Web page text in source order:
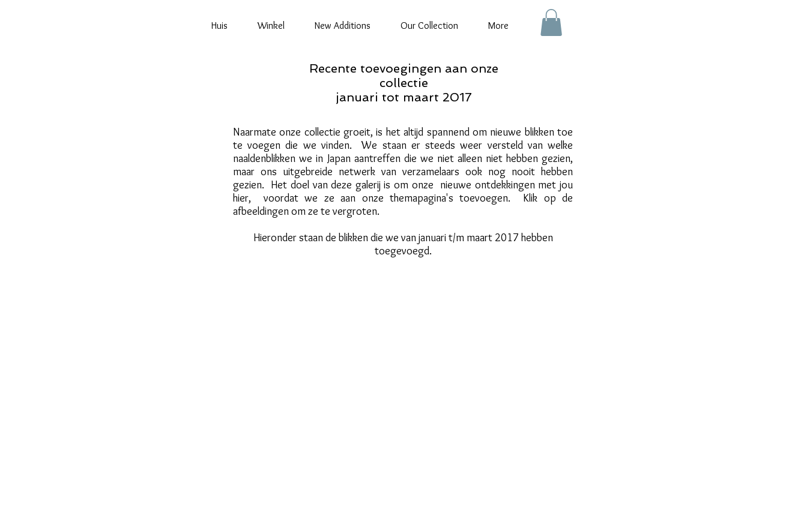
Huis Winkel New Additions Our Collection More
Recente toevoegingen aan onze
collectie
januari tot maart 2017
Naarmate onze collectie groeit, is het altijd spannend om nieuwe blikken toe
te voegen die we vinden. We staan er steeds weer versteld van welke
naaldenblikken we in Japan aantreffen die we niet alleen niet hebben gezien,
maar ons uitgebreide netwerk van verzamelaars ook nog nooit hebben
gezien. Het doel van deze galerij is om onze nieuwe ontdekkingen met jou
hier, voordat we ze aan onze themapagina's toevoegen. Klik op de
afbeeldingen om ze te vergroten.
Hieronder staan de blikken die we van januari t/m maart 2017 hebben
toegevoegd.